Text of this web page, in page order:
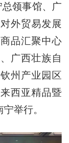
领事馆、广
外贸易发展
品汇聚中心
广西壮族自
州产业园区
西亚精品暨
举行。